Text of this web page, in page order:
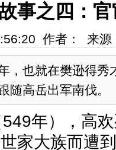
事之四：
作者： 来
，也就在樊逊得秀
随高岳出军南伐。
年），高
家大族而遭